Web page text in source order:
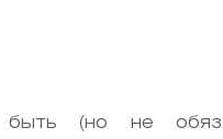
(но не